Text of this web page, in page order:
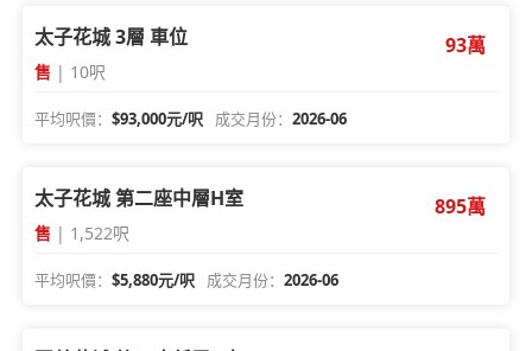
太子花城 3層 車位
售 | 10呎
93萬
平均呎價：$93,000元/呎 成交月份：2026-06
太子花城 第二座中層H室
售 | 1,522呎
895萬
平均呎價：$5,880元/呎 成交月份：2026-06